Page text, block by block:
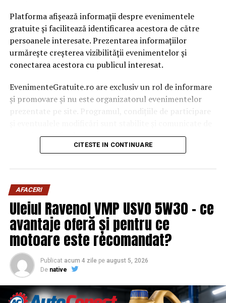
Platforma afișează informații despre evenimentele
gratuite și facilitează identificarea acestora de către
persoanele interesate. Prezentarea informațiilor
urmărește creșterea vizibilității evenimentelor și
conectarea acestora cu publicul interesat.
EvenimenteGratuite.ro are exclusiv un rol de informare
și promovare și nu este organizatorul evenimentelor
prezentate pe site. Programul, condițiile de participare
organizatorii fiecărui eveniment.
înainte de participare.
Organizatorii care doresc să crească vizibilitatea unui
eveniment cu acces gratuit pot solicita o ofertă de
promovare din partea echipei EvenimenteGratuite.ro.
Adresa de contact este salut@evenimentegratuite.ro
CITESTE IN CONTINUARE
AFACERI
Uleiul Ravenol VMP USVO 5W30 – ce
avantaje oferă și pentru ce
motoare este recomandat?
Publicat acum 4 zile pe august 5, 2026
De native